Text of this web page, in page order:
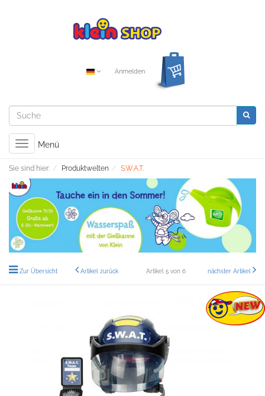
Anmelden
Toggle
navigation
Menü
Sie sind hier: Produktwelten S.W.A.T.
Zur Übersicht Artikel zurück Artikel 5 von 6 nächster Artikel